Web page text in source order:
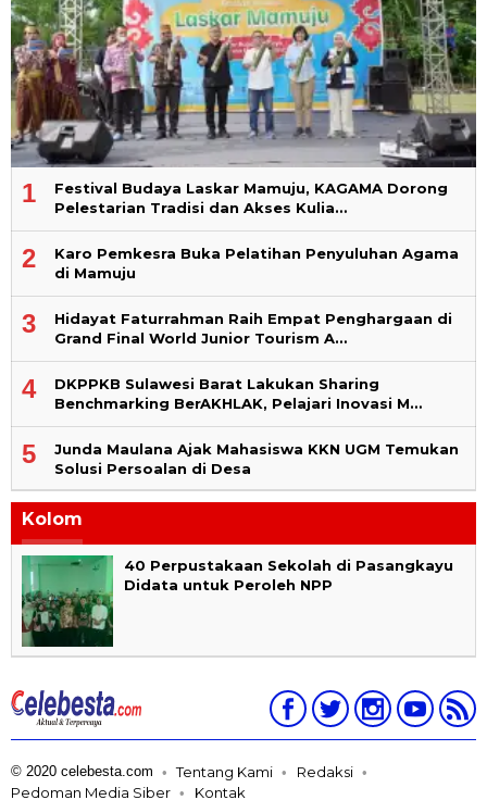
1
Festival Budaya Laskar Mamuju, KAGAMA Dorong
Pelestarian Tradisi dan Akses Kulia…
2
Karo Pemkesra Buka Pelatihan Penyuluhan Agama
di Mamuju
3
Hidayat Faturrahman Raih Empat Penghargaan di
Grand Final World Junior Tourism A…
4
DKPPKB Sulawesi Barat Lakukan Sharing
Benchmarking BerAKHLAK, Pelajari Inovasi M…
5
Junda Maulana Ajak Mahasiswa KKN UGM Temukan
Solusi Persoalan di Desa
Kolom
40 Perpustakaan Sekolah di Pasangkayu
Didata untuk Peroleh NPP
© 2020 celebesta.com Tentang Kami
Redaksi
Pedoman Media Siber
Kontak